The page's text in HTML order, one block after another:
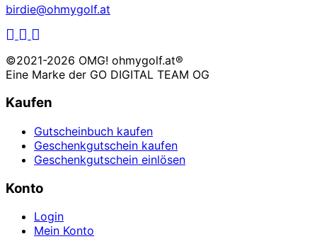
birdie@ohmygolf.at
LinkedIn
Facebook
Instagram
©2021-2026 OMG! ohmygolf.at®
Eine Marke der GO DIGITAL TEAM OG
Kaufen
Gutscheinbuch kaufen
Geschenkgutschein kaufen
Geschenkgutschein einlösen
Konto
Login
Mein Konto